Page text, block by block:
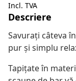
Incl. TVA
Descriere
Savurați câteva
pur și simplu
Tapițate în